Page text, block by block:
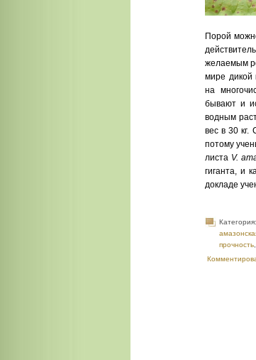
Порой
желаемым
мире дикой
на
бывают и
водным
вес в 30 кг.
потому
листа V.
гиганта, и
докладе
Категория:
прочность